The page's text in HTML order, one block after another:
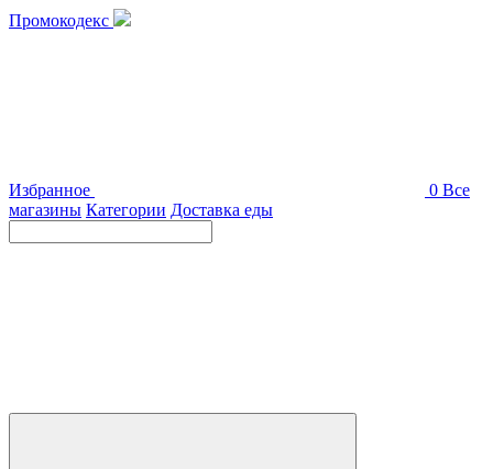
Промокодекс
Избранное 0 Все
магазины Категории Доставка еды